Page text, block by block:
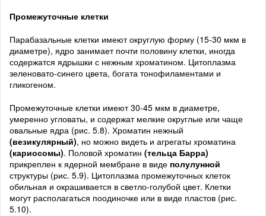
Промежуточные клетки
Парабазальные клетки имеют округлую форму (15-30 мкм в
диаметре), ядро занимает почти половину клетки, иногда
содержатся ядрышки с нежным хроматином. Цитоплазма
зеленовато-синего цвета, богата тонофиламентами и
гликогеном.
Промежуточные клетки имеют 30-45 мкм в диаметре,
умеренно угловаты, и содержат мелкие округлые или чаще
овальные ядра (рис. 5.8). Хроматин нежный
(везикулярный), но можно видеть и агрегаты хроматина
(кариосомы). Половой хроматин (тельца Барра)
прикреплен к ядерной мембране в виде полулунной
структуры (рис. 5.9). Цитоплазма промежуточных клеток
обильная и окрашивается в светло-голубой цвет. Клетки
могут располагаться поодиночке или в виде пластов (рис.
5.10).